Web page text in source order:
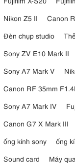
Nikon Z5 II
Canon
Đèn chụp studio
Sony ZV E10 Mark II
Sony A7 Mark V
Canon RF 35mm
Sony A7 Mark IV
Canon G7 X Mark III
ống kính sony
ống
Sound card
Máy